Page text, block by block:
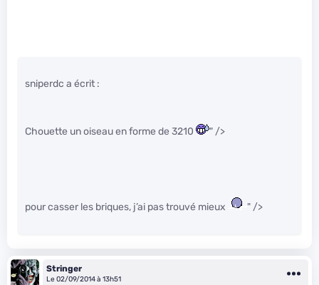
sniperdc a écrit :
Chouette un oiseau en forme de 3210 " />
pour casser les briques, j’ai pas trouvé mieux " />
Stringer
Le 02/09/2014 à 13h51